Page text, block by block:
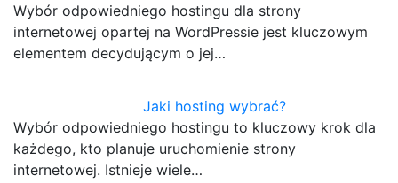
Wybór odpowiedniego hostingu dla strony
internetowej opartej na WordPressie jest kluczowym
elementem decydującym o jej…
Jaki hosting wybrać?
Wybór odpowiedniego hostingu to kluczowy krok dla
każdego, kto planuje uruchomienie strony
internetowej. Istnieje wiele…